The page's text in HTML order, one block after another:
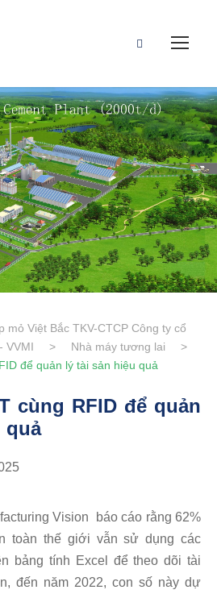
mỏ Việt Bắc TKV-CTCP Công ty cổ
VVMI
> Nhà máy tương lai
>
để quản lý tài sản hiệu quả
cùng RFID để quản
quả
Vision báo cáo rằng 62%
toàn thế giới vẫn sử dụng các
bảng tính Excel để theo dõi tài
đến năm 2022, con số này dự